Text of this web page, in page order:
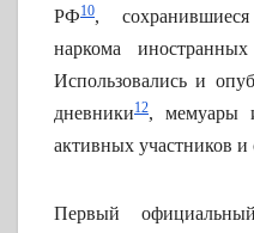
РФ10,
наркома
Использовались и
дневники12, мемуары
активных участников
Первый